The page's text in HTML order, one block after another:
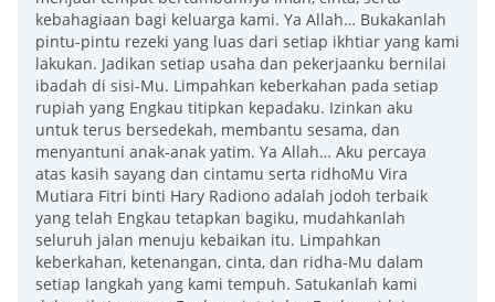
kebahagiaan bagi keluarga kami. Ya Allah… Bukakanlah
pintu-pintu rezeki yang luas dari setiap ikhtiar yang kami
lakukan. Jadikan setiap usaha dan pekerjaanku bernilai
ibadah di sisi-Mu. Limpahkan keberkahan pada setiap
rupiah yang Engkau titipkan kepadaku. Izinkan aku
untuk terus bersedekah, membantu sesama, dan
menyantuni anak-anak yatim. Ya Allah… Aku percaya
atas kasih sayang dan cintamu serta ridhoMu Vira
Mutiara Fitri binti Hary Radiono adalah jodoh terbaik
yang telah Engkau tetapkan bagiku, mudahkanlah
seluruh jalan menuju kebaikan itu. Limpahkan
keberkahan, ketenangan, cinta, dan ridha-Mu dalam
setiap langkah yang kami tempuh. Satukanlah kami